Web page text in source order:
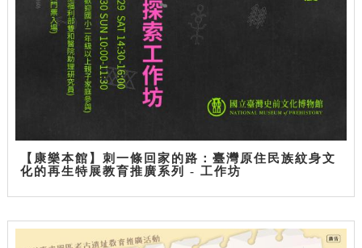
【康樂本館】刺一條回家的路：臺灣原住民族紋身文
化的再生特展教育推廣系列 - 工作坊